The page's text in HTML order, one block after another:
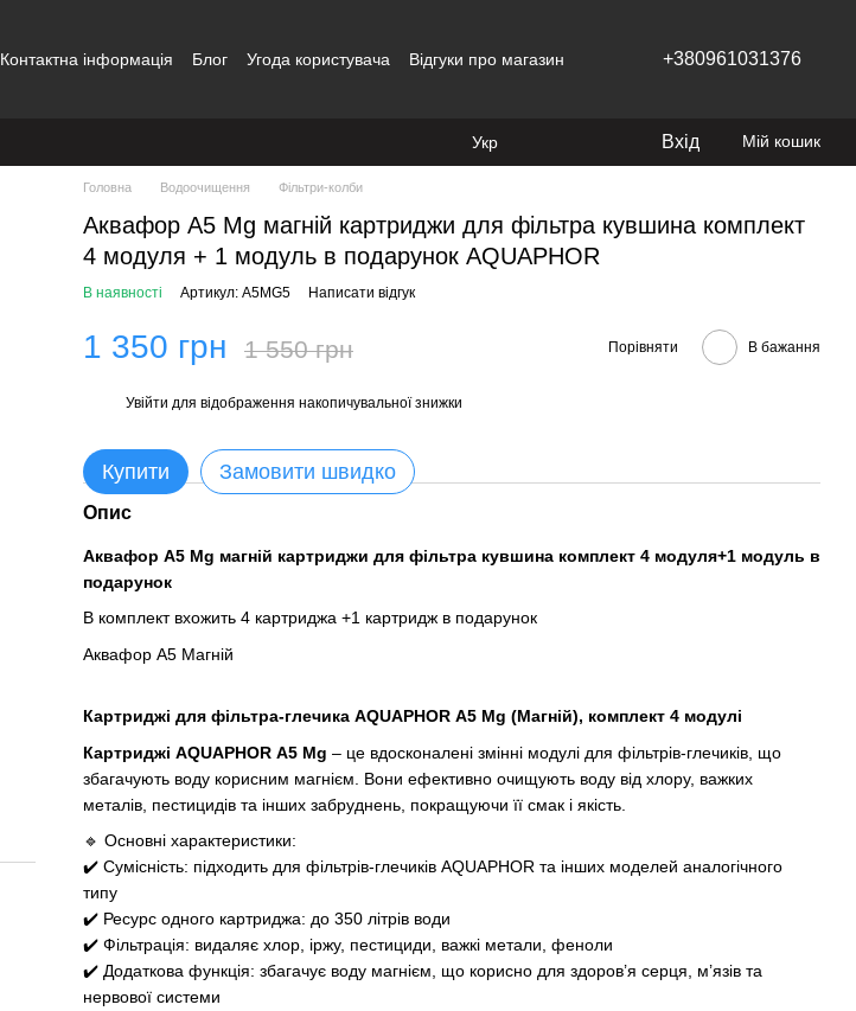
Контактна інформація Блог Угода користувача Відгуки про магазин +380961031376
Укр Вхід Мій кошик
Головна Водоочищення Фільтри-колби
Аквафор A5 Mg магній картриджи для фільтра кувшина комплект
4 модуля + 1 модуль в подарунок AQUAPHOR
В наявності Артикул: A5MG5 Написати відгук
1 350 грн 1 550 грн Порівняти В бажання
Увійти для відображення накопичувальної знижки
Купити Замовити швидко
Опис
Аквафор A5 Mg магній картриджи для фільтра кувшина комплект 4 модуля+1 модуль в
подарунок
В комплект вхожить 4 картриджа +1 картридж в подарунок
Аквафор A5 Магній
Картриджі для фільтра-глечика AQUAPHOR А5 Mg (Магній), комплект 4 модулі
Картриджі AQUAPHOR А5 Mg – це вдосконалені змінні модулі для фільтрів-глечиків, що
збагачують воду корисним магнієм. Вони ефективно очищують воду від хлору, важких
металів, пестицидів та інших забруднень, покращуючи її смак і якість.
🔹 Основні характеристики:
✔️ Сумісність: підходить для фільтрів-глечиків AQUAPHOR та інших моделей аналогічного
типу
✔️ Ресурс одного картриджа: до 350 літрів води
✔️ Фільтрація: видаляє хлор, іржу, пестициди, важкі метали, феноли
✔️ Додаткова функція: збагачує воду магнієм, що корисно для здоров’я серця, м’язів та
нервової системи